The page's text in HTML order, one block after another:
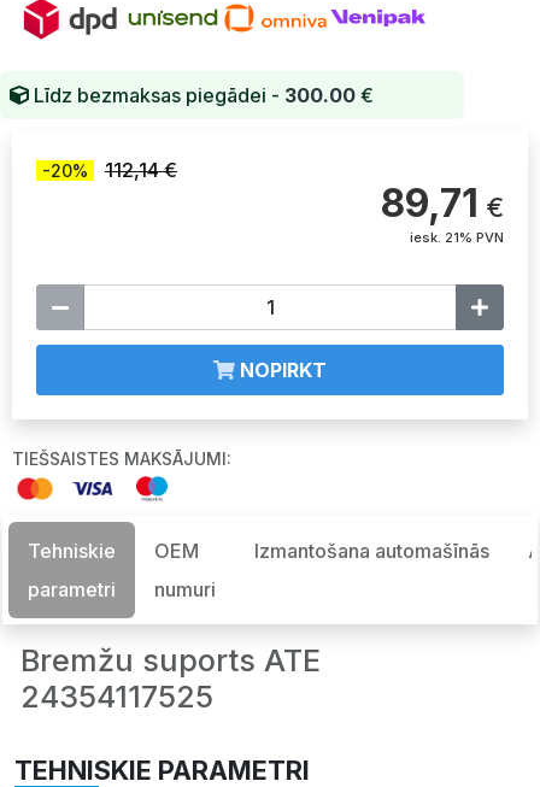
Līdz bezmaksas piegādei - 300.00 €
-20% 112,14 €
89,71 €
iesk. 21% PVN
NOPIRKT
TIEŠSAISTES MAKSĀJUMI:
Tehniskie
parametri
OEM
numuri
Izmantošana automašīnās
Bremžu suports ATE
24354117525
TEHNISKIE PARAMETRI